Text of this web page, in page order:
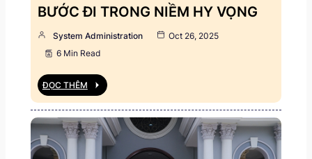
BƯỚC ĐI TRONG NIỀM HY VỌNG
System Administration
Oct 26, 2025
6 Min Read
ĐỌC THÊM